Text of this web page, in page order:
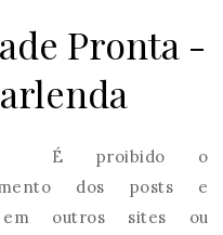
Pronta -
É proibido o
dos posts e
em outros sites ou